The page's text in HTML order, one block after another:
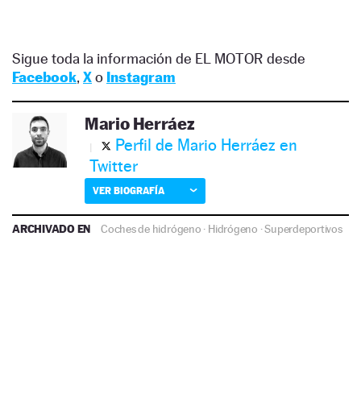
Sigue toda la información de EL MOTOR desde
Facebook, Xo Instagram
Mario Herráez
Perfil de Mario Herráez en
Twitter
VER BIOGRAFÍA
ARCHIVADO EN Coches de hidrógeno · Hidrógeno ·Superdeportivos